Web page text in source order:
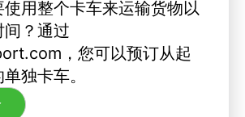
用整个卡车来运输货物以
？通过
，您可以预订从起
独卡车。